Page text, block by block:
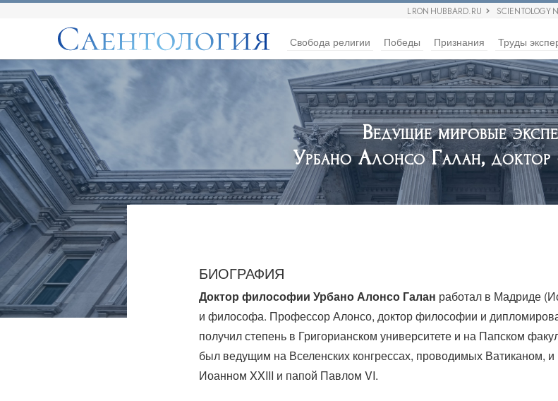
L RON HUBBARD.RU SCIENTOLOGY
Свобода религии Победы Признания Труды
Ведущие мировые
Урбано Алонсо Галан,
БИОГРАФИЯ
Доктор философии Урбано Алонсо Галан работал в Мадриде
и философа. Профессор Алонсо, доктор философии и
получил степень в Григорианском университете и на Папском
был ведущим на Вселенских конгрессах, проводимых Ватиканом, и
Иоанном XXIII и папой Павлом VI.